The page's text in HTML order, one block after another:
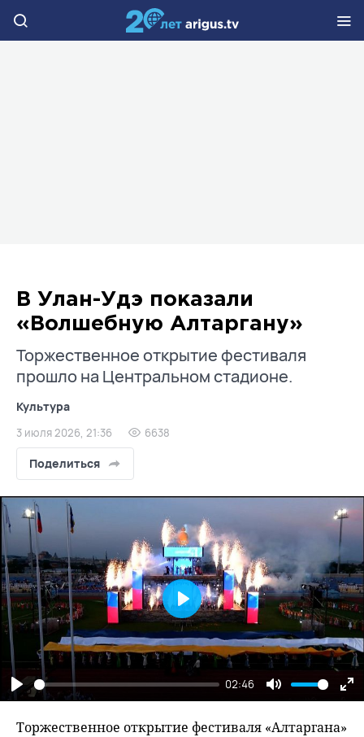
В Улан-Удэ показали
«Волшебную Алтаргану»
Торжественное открытие фестиваля
прошло на Центральном стадионе.
Культура
3 июля 2026, 21:36 6638
Поделиться
Play
02:46
Mute
Play
Торжественное открытие фестиваля «Алтаргана»